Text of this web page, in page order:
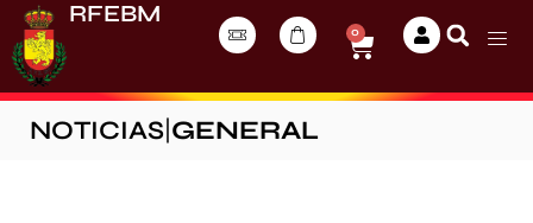
RFEBM
0
NOTICIAS GENERAL